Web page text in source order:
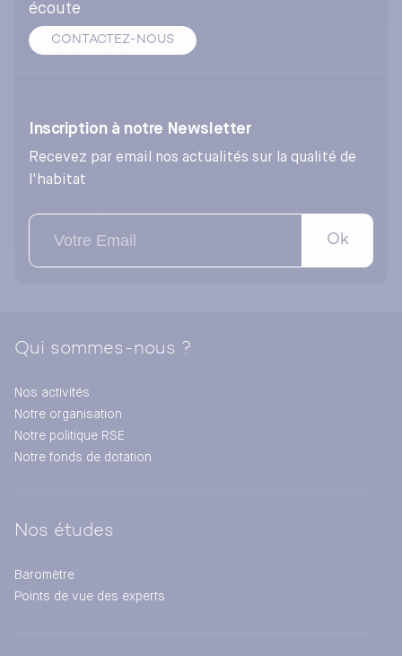
écoute
CONTACTEZ-NOUS
Inscription à notre Newsletter
Recevez par email nos actualités sur la qualité de
l'habitat
Ok
Qui sommes-nous ?
Nos activités
Notre organisation
Notre politique RSE
Notre fonds de dotation
Nos études
Baromètre
Points de vue des experts